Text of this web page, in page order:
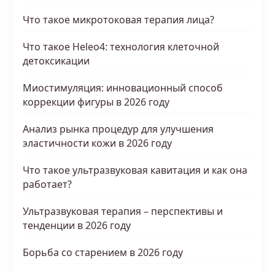
Что такое микротоковая терапия лица?
Что такое Heleo4: технология клеточной
детоксикации
Миостимуляция: инновационный способ
коррекции фигуры в 2026 году
Анализ рынка процедур для улучшения
эластичности кожи в 2026 году
Что такое ультразвуковая кавитация и как она
работает?
Ультразвуковая терапия – перспективы и
тенденции в 2026 году
Борьба со старением в 2026 году